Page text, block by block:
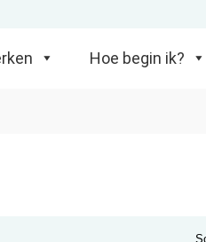
Hoe begin ik?